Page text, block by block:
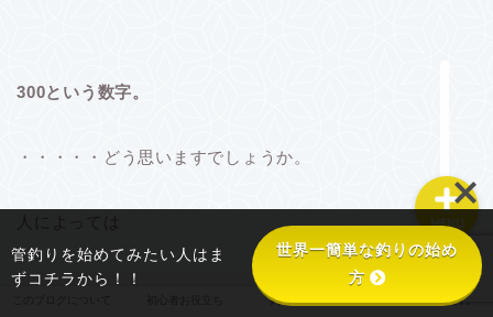
300という数字。
・・・・・どう思いますでしょうか。
釣り具あれこれ 釣り場あれこれ
MENU
管釣りを始めてみたい人はま
ずコチラから！！
世界一簡単な釣りの始め
方